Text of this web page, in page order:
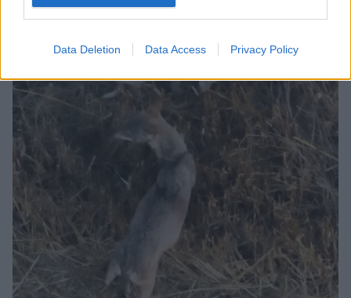
Data Deletion Data Access Privacy Policy